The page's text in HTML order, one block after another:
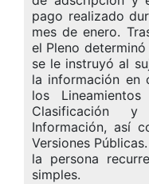
pago realizado
mes de enero.
el Pleno
se le instruyó al
la información en
los
Clasificación
Información, así
Versiones
la persona
simples.